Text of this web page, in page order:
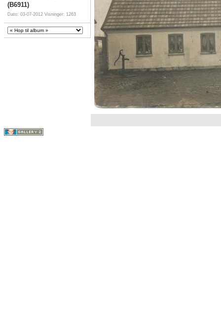
(B6911)
Dato: 03-07-2012 Visninger: 1263